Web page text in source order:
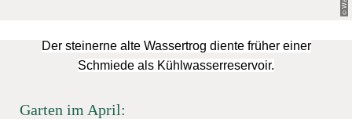
Der steinerne alte Wassertrog diente früher einer
Schmiede als Kühlwasserreservoir.
Garten im April: